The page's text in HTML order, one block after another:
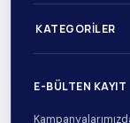
KATEGORILER
E-BÜLTEN KAYIT